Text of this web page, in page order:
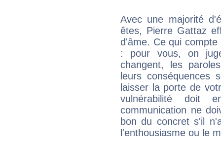
Avec une majorité
êtes, Pierre Gattaz
d'âme. Ce qui
: pour vous, on
changent, les
leurs conséquences
laisser la porte de
vulnérabilité doit
communication ne
bon du concret s'il
l'enthousiasme ou le